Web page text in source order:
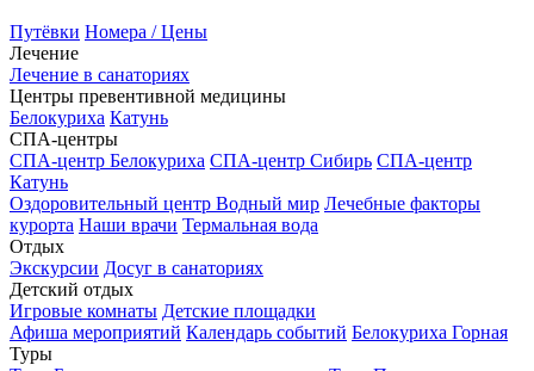
Путёвки Номера / Цены
Лечение
Лечение в санаториях
Центры превентивной медицины
Белокуриха Катунь
СПА-центры
СПА-центр Белокуриха СПА-центр Сибирь СПА-центр
Катунь
Оздоровительный центр Водный мир Лечебные факторы
курорта Наши врачи Термальная вода
Отдых
Экскурсии Досуг в санаториях
Детский отдых
Игровые комнаты Детские площадки
Афиша мероприятий Календарь событий Белокуриха Горная
Туры